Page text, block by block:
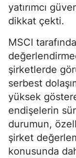
yatırımcı
dikkat çekti.
MSCI
şirketlerde
serbest
yüksek
endişelerin
durumun,
şirket
konusunda